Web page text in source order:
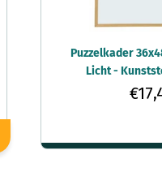
Puzzelkader
Licht -